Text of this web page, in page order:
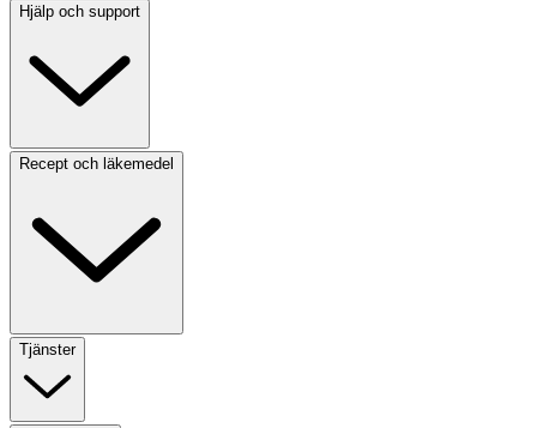
Hjälp och support
Recept och läkemedel
Tjänster